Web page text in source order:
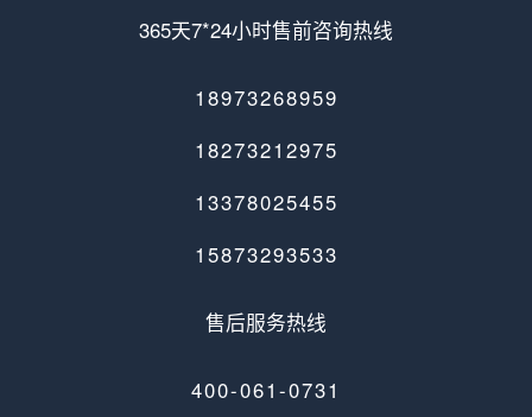
365天7*24小时售前咨询热线
18973268959
18273212975
13378025455
15873293533
售后服务热线
400-061-0731